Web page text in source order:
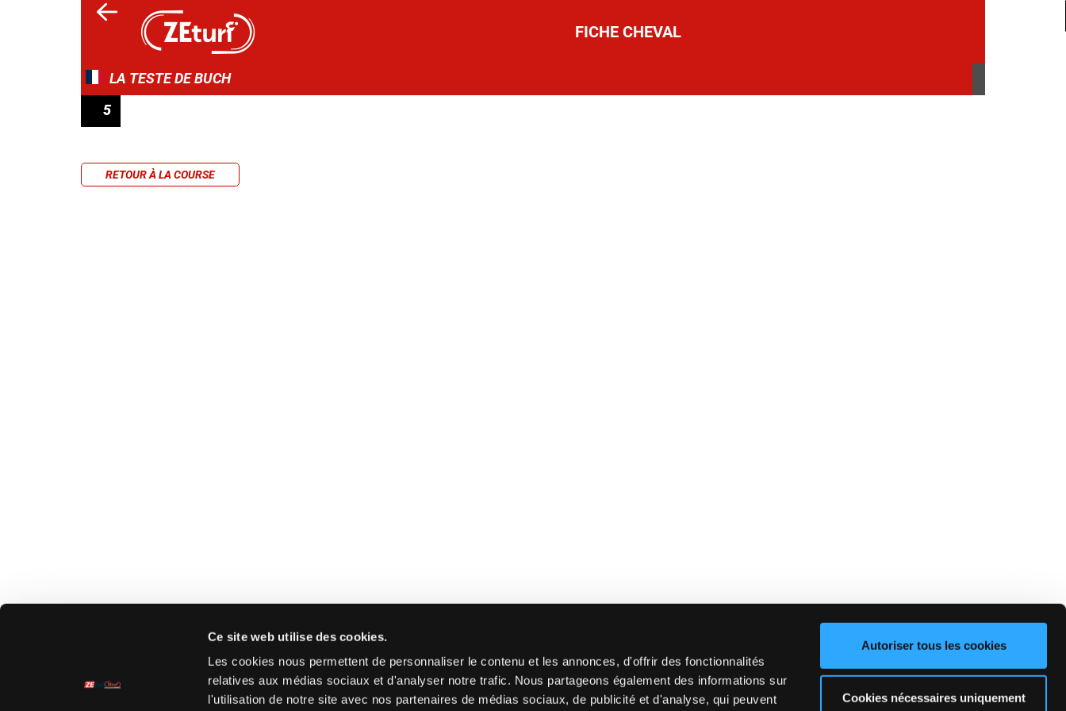
Ce site web utilise des cookies.
Les cookies nous permettent de personnaliser le contenu et les annonces, d'offrir des fonctionnalités
relatives aux médias sociaux et d'analyser notre trafic. Nous partageons également des informations sur
l'utilisation de notre site avec nos partenaires de médias sociaux, de publicité et d'analyse, qui peuvent
Autoriser tous les cookies
Cookies nécessaires uniquement
FICHE CHEVAL
LA TESTE DE BUCH
5
RETOUR À LA COURSE